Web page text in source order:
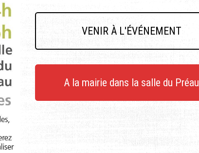
VENIR À L'ÉVÉNEMENT
A la mairie dans la salle du Préau